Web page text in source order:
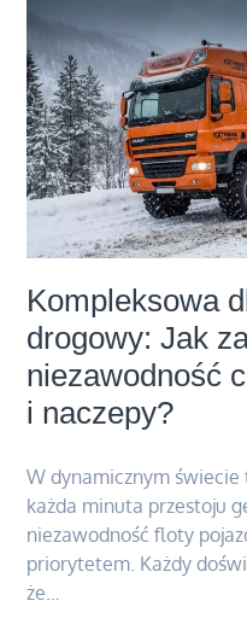
Kompleksowa
drogowy: Jak
niezawodność
i naczepy?
W dynamicznym
każda minuta przestoju
niezawodność floty
priorytetem. Każdy
że…